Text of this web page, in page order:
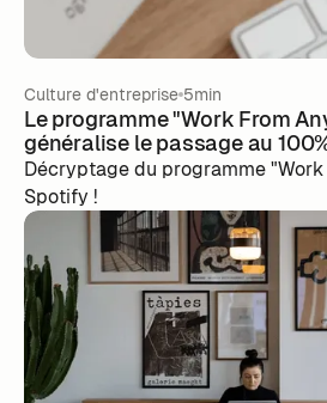
Culture d'entreprise 5min
Le programme "Work From
généralise le passage au
Décryptage du programme
Spotify !